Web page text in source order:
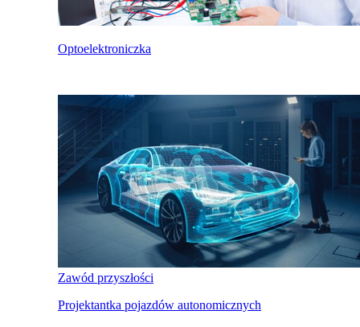
Optoelektroniczka
Zawód przyszłości
Projektantka pojazdów autonomicznych